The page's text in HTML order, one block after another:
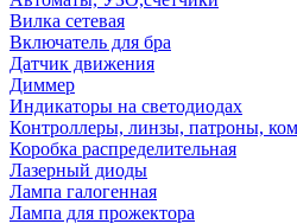
Вилка сетевая
Включатель для бра
Датчик движения
Диммер
Индикаторы на светодиодах
Контроллеры, линзы, патроны,
Коробка распределительная
Лазерный диоды
Лампа галогенная
Лампа для прожектора